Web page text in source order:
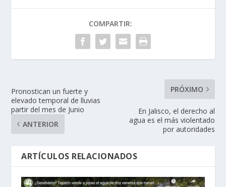
COMPARTIR:
Pronostican un fuerte y
elevado temporal de lluvias
partir del mes de Junio
ANTERIOR
PRÓXIMO
En Jalisco, el derecho al
agua es el más violentado
por autoridades
ARTÍCULOS RELACIONADOS